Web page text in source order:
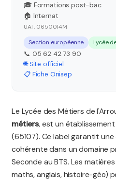
🎓 Formations post-bac
🏠 Internat
UAI : 0650014M
Section européenne
Lycée
📞 05 62 42 73 90
🌐 Site officiel
📋 Fiche Onisep
Le Lycée des Métiers de
métiers, est un
(65107). Ce label garantit
cohérente dans un domaine
Seconde au BTS. Les
maths, anglais, histoire-géo)